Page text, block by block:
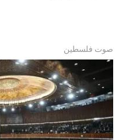
صوت فلسطين